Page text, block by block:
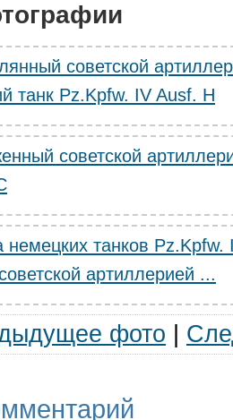
советской
танк Pz.Kpfw. IV Ausf. H
советской
немецких танков Pz.Kpfw.
артиллерией ...
фото